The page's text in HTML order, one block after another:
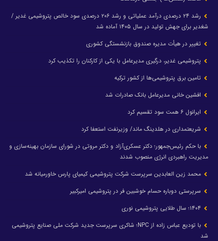
رشد ۲۴ درصدی درآمد عملیاتی و رشد ۲۰۶ درصدی سود خالص پتروشیمی غدیر /
شغدیر برای جهش تولید در سال ۱۴۰۵ آماده شد
تغییر در هیأت مدیره صندوق بازنشستگی کشوری
پتروشیمی غدیر، درگیری مدیرعامل با یکی از کارکنان را تکذیب کرد
تامین برق پتروشیمی‌ها از کشور ترکیه
افشین خانی مدیرعامل بانک صادرات شد
ایرانول ۶ همت سود تقسیم کرد
شریعتمداری در هلدینگ ماند/ وزیرنفت استعفا کرد
با حکم رئیس‌جمهور؛ دکتر عسکری‌آزاد و دکتر مروتی در شورای سازمان بهینه‌سازی و
مدیریت راهبردی انرژی منصوب شدند
محمد زین العابدین سرپرست شرکت پتروشیمی کیمیای پارس خاورمیانه شد
سرپرستی دوباره حسام خوشبین فر در پتروشیمی امیرکبیر
با تودیع عباس زاده از NPC؛ شاکری سرپرست جدید شرکت ملی صنایع پتروشیمی
شد